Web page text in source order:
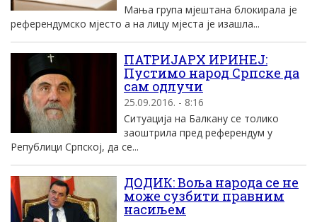
Мања група мјештана блокирала је
референдумско мјесто а на лицу мјеста је изашла...
ПАТРИЈАРХ ИРИНЕЈ:
Пустимо народ Српске да
сам одлучи
25.09.2016. - 8:16
Ситуација на Балкану се толико
заоштрила пред референдум у
Републици Српској, да се...
ДОДИК: Воља народа се не
може сузбити правним
насиљем